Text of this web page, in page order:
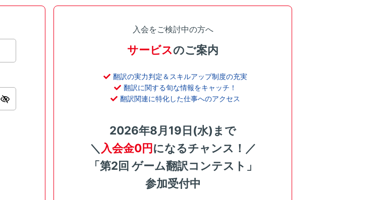
入会をご検討中の方へ
サービスのご案内
翻訳の実力判定＆スキルアップ制度の充実
翻訳に関する旬な情報をキャッチ！
翻訳関連に特化した仕事へのアクセス
2026年8月19日(水)まで
＼ 入会金0円になるチャンス！／
「第2回 ゲーム翻訳コンテスト」
参加受付中